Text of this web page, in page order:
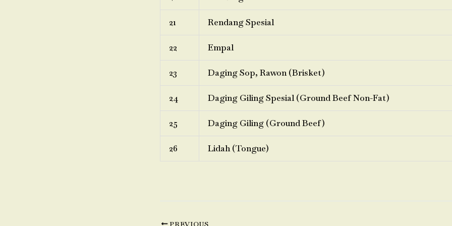
21 Rendang Spesial
22 Empal
23 Daging Sop, Rawon (Brisket)
24 Daging Giling Spesial (Ground Beef Non-Fat)
25 Daging Giling (Ground Beef)
26 Lidah (Tongue)
PREVIOUS